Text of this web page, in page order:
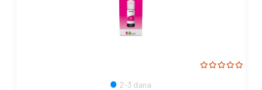
2-3 dana